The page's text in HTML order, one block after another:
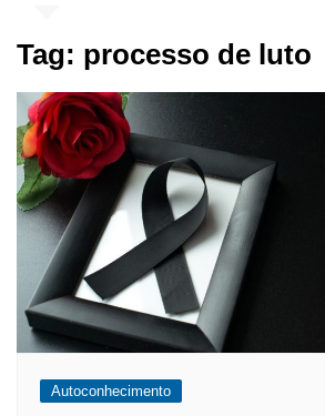
Tag: processo de luto
Autoconhecimento